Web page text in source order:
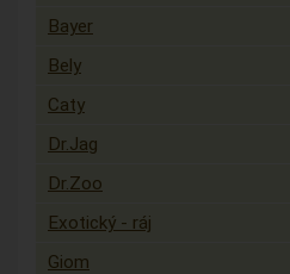
Bayer
Bely
Caty
Dr.Jag
Dr.Zoo
Exotický - ráj
Giom